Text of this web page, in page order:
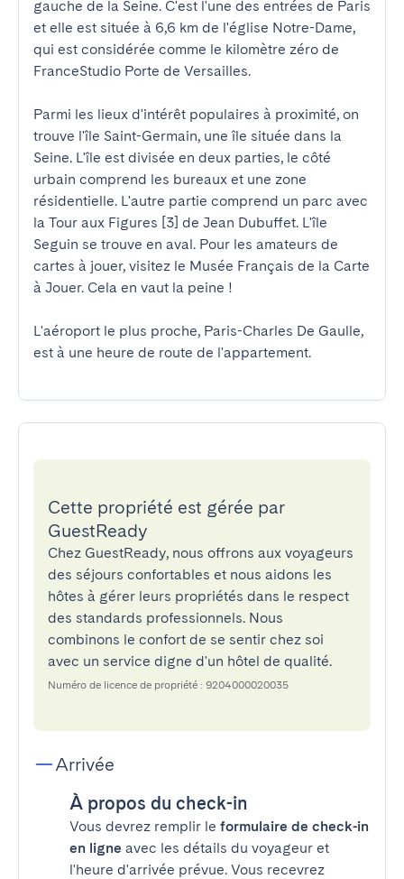
gauche de la Seine. C'est l'une des entrées de Paris
et elle est située à 6,6 km de l'église Notre-Dame,
qui est considérée comme le kilomètre zéro de
FranceStudio Porte de Versailles.
Parmi les lieux d'intérêt populaires à proximité, on
trouve l'île Saint-Germain, une île située dans la
Seine. L'île est divisée en deux parties, le côté
urbain comprend les bureaux et une zone
résidentielle. L'autre partie comprend un parc avec
la Tour aux Figures [3] de Jean Dubuffet. L'île
Seguin se trouve en aval. Pour les amateurs de
cartes à jouer, visitez le Musée Français de la Carte
à Jouer. Cela en vaut la peine !
L'aéroport le plus proche, Paris-Charles De Gaulle,
est à une heure de route de l'appartement.
Cette propriété est gérée par
GuestReady
Chez GuestReady, nous offrons aux voyageurs
des séjours confortables et nous aidons les
hôtes à gérer leurs propriétés dans le respect
des standards professionnels. Nous
combinons le confort de se sentir chez soi
avec un service digne d'un hôtel de qualité.
Numéro de licence de propriété : 9204000020035
Arrivée
À propos du check-in
Vous devrez remplir le formulaire de check-in
en ligne avec les détails du voyageur et
l'heure d'arrivée prévue. Vous recevrez